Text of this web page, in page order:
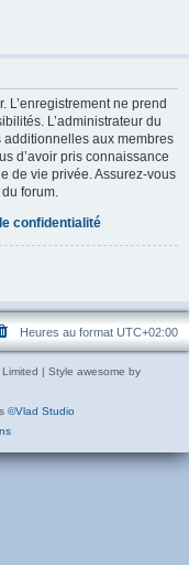
L’enregistrement ne prend
L’administrateur du
aux membres
d’avoir pris connaissance
de vie privée. Assurez-vous
forum.
confidentialité
Heures au format UTC+02:00
| Style awesome by
©Vlad Studio